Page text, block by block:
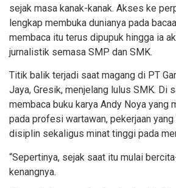
sejak masa kanak-kanak. Akses ke
lengkap membuka dunianya pada
membaca itu terus dipupuk hingga ia
jurnalistik semasa SMP dan SMK.
Titik balik terjadi saat magang di PT
Jaya, Gresik, menjelang lulus SMK. Di
membaca buku karya Andy Noya yang
pada profesi wartawan, pekerjaan
disiplin sekaligus minat tinggi pada
“Sepertinya, sejak saat itu mulai
kenangnya.